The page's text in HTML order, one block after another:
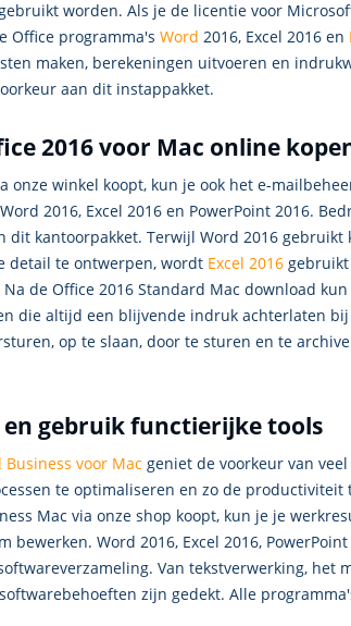
worden. Als je de licentie voor
Office programma's Word 2016, Excel 2016 en
maken, berekeningen uitvoeren en
aan dit instappakket.
2016 voor Mac online
onze winkel koopt, kun je ook het e-
2016, Excel 2016 en PowerPoint 2016.
kantoorpakket. Terwijl Word 2016 gebruikt
detail te ontwerpen, wordt Excel 2016
de Office 2016 Standard Mac download kun
die altijd een blijvende indruk achterlaten bij
op te slaan, door te sturen en te
en gebruik functierijke tools
voor Mac geniet de voorkeur van
te optimaliseren en zo de productiviteit
Mac via onze shop koopt, kun je je
Word 2016, Excel 2016,
Van tekstverwerking, het
zijn gedekt. Alle